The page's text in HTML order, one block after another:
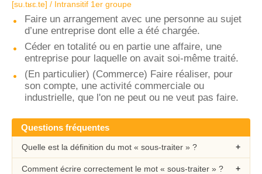
[su.tʁɛ.te] / Intransitif 1er groupe
Faire un arrangement avec une personne au sujet
d’une entreprise dont elle a été chargée.
Céder en totalité ou en partie une affaire, une
entreprise pour laquelle on avait soi-même traité.
(En particulier) (Commerce) Faire réaliser, pour
son compte, une activité commerciale ou
industrielle, que l'on ne peut ou ne veut pas faire.
Questions fréquentes
Quelle est la définition du mot « sous-traiter » ?
Comment écrire correctement le mot « sous-traiter » ?